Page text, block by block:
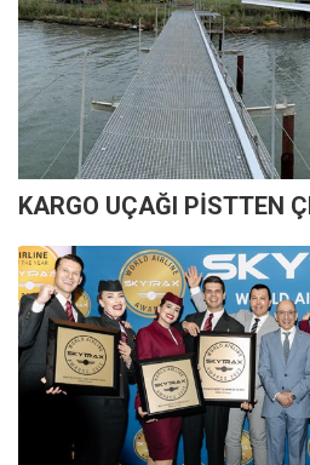
KARGO UÇAĞI PİSTTEN